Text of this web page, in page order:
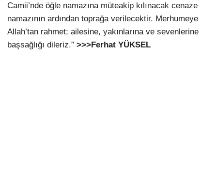
Camii’nde öğle namazına müteakip kılınacak cenaze
namazının ardından toprağa verilecektir. Merhumeye
Allah’tan rahmet; ailesine, yakınlarına ve sevenlerine
başsağlığı dileriz.” >>>Ferhat YÜKSEL